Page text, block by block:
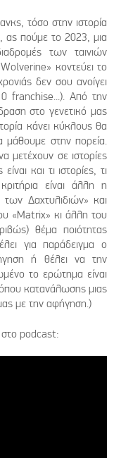
τόσο στην ιστορία
ας πούμε το 2023, μια
των ταινιών
κοντεύει το
δεν σου ανοίγει
franchise...). Από την
στο γενετικό μας
κάνει κύκλους θα
μάθουμε στην πορεία.
μετέχουν σε ιστορίες
και τι ιστορίες, τι
είναι άλλη η
Δαχτυλιδιών» και
«Matrix» κι άλλη του
θέμα ποιότητας
για παράδειγμα ο
ή θέλει να την
το ερώτημα είναι
κατανάλωσης μιας
με την αφήγηση.)
στο podcast: